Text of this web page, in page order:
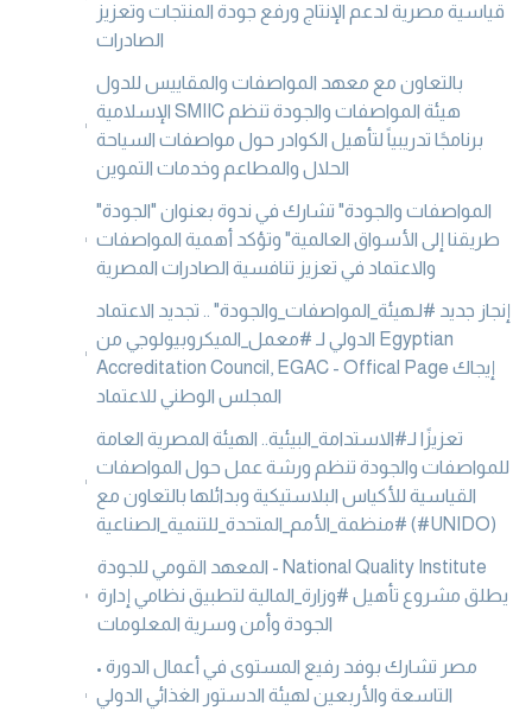
قياسية مصرية لدعم الإنتاج ورفع جودة المنتجات وتعزيز
الصادرات
بالتعاون مع معهد المواصفات والمقاييس للدول
الإسلامية SMIIC هيئة المواصفات والجودة تنظم
برنامجًا تدريبياً لتأهيل الكوادر حول مواصفات السياحة
الحلال والمطاعم وخدمات التموين
"المواصفات والجودة" تشارك في ندوة بعنوان "الجودة
طريقنا إلى الأسواق العالمية" وتؤكد أهمية المواصفات
والاعتماد في تعزيز تنافسية الصادرات المصرية
إنجاز جديد #لـهيئة_المواصفات_والجودة" .. تجديد الاعتماد
الدولي لـ #معمل_الميكروبيولوجي من Egyptian
Accreditation Council, EGAC - Offical Page إيجاك
المجلس الوطني للاعتماد
تعزيزًا لـ#الاستدامة_البيئية.. الهيئة المصرية العامة
للمواصفات والجودة تنظم ورشة عمل حول المواصفات
القياسية للأكياس البلاستيكية وبدائلها بالتعاون مع
#منظمة_الأمم_المتحدة_للتنمية_الصناعية (#UNIDO)
المعهد القومي للجودة - National Quality Institute
يطلق مشروع تأهيل #وزارة_المالية لتطبيق نظامي إدارة
الجودة وأمن وسرية المعلومات
• مصر تشارك بوفد رفيع المستوى في أعمال الدورة
التاسعة والأربعين لهيئة الدستور الغذائي الدولي